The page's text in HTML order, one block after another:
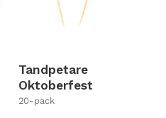
Tandpetare
Oktoberfest
20-pack